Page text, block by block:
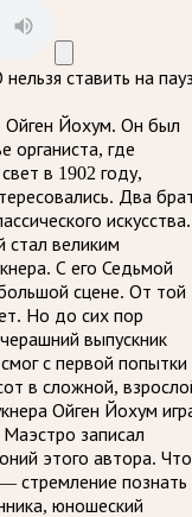
нельзя ставить на
Ойген Йохум. Он был
органиста, где
в 1902 году,
Два
искусства.
стал великим
С его Седьмой
сцене. От той
Но до сих пор
выпускник
с первой попытки
в сложной,
Ойген Йохум
записал
этого автора. Что
стремление познать
юношеский